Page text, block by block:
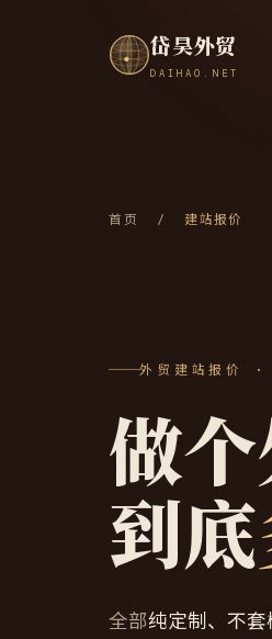
岱昊外贸
DAIHAO.NET
首页 / 建站报价
外贸建站报价
做
到底
全部纯定制、不套